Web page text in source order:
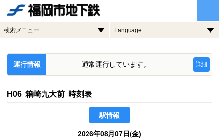
検索メニュー Language
運行情報 通常運行しています。 詳細
H06 箱崎九大前 時刻表
駅情報
2026年08月07日(金)